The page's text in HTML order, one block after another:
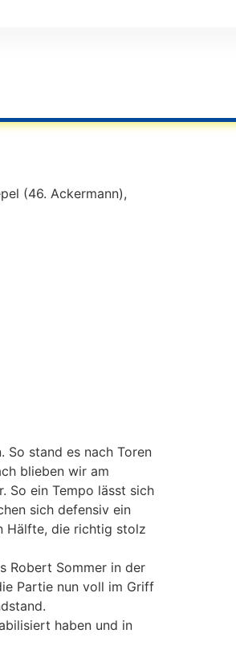
(46. Ackermann),
So stand es nach Toren
blieben wir am
So ein Tempo lässt sich
sich defensiv ein
Hälfte, die richtig stolz
Robert Sommer in der
Partie nun voll im Griff
haben und in